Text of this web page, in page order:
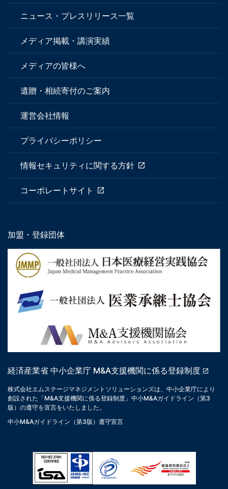
ニュース・プレスリリース一覧
メディア掲載・講演実績
メディアの皆様へ
遺贈・相続寄付のご案内
運営会社情報
プライバシーポリシー
情報セキュリティに関する方針
コーポレートサイト
加盟・登録団体
経済産業省 中小企業庁 M&A支援機関に係る登録制度
株式会社エムステージマネジメントソリューションズは、中小企業庁により
創設された「M&A支援機関に係る登録制度」中小M&Aガイドライン（第3
版）の遵守を宣言をいたしました。
中小M&Aガイドライン（第3版）遵守宣言